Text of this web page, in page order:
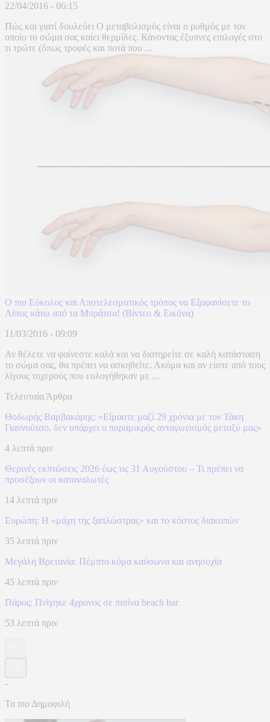
22/04/2016 - 06:15
Πώς και γιατί δουλεύει Ο μεταβολισμός είναι ο ρυθμός με τον
οποίο το σώμα σας καίει θερμίδες. Κάνοντας έξυπνες επιλογές στο
τι τρώτε (όπως τροφές και ποτά που ...
Ο πιο Εύκολος και Αποτελεσματικός τρόπος να Εξαφανίσετε το
Λίπος κάτω από τα Μπράτσα! (Βίντεο & Εικόνα)
11/03/2016 - 09:09
Αν θέλετε να φαίνεστε καλά και να διατηρείτε σε καλή κατάσταση
το σώμα σας, θα πρέπει να ασκηθείτε. Ακόμα και αν είστε από τους
λίγους τυχερούς που ευλογήθηκαν με ...
Τελευταία Άρθρα
Θοδωρής Βαμβακάρης: «Είμαστε μαζί 29 χρόνια με τον Τάκη
Γιαννούτσο, δεν υπάρχει ο παραμικρός ανταγωνισμός μεταξύ μας»
4 λεπτά πριν
Θερινές εκπτώσεις 2026 έως τις 31 Αυγούστου – Τι πρέπει να
προσέξουν οι καταναλωτές
14 λεπτά πριν
Ευρώπη: H «μάχη της ξαπλώστρας» και το κόστος διακοπών
35 λεπτά πριν
Μεγάλη Βρετανία: Πέμπτο κύμα καύσωνα και ανησυχία
45 λεπτά πριν
Πάρος: Πνίγηκε 4χρονος σε πισίνα beach bar
53 λεπτά πριν
-
Τα πιο Δημοφιλή